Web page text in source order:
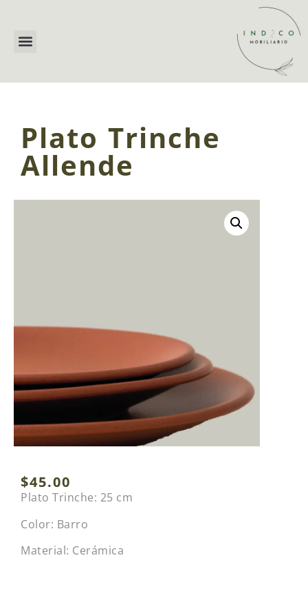
Plato Trinche
Allende
$45.00
Plato Trinche: 25 cm
Color: Barro
Material: Cerámica